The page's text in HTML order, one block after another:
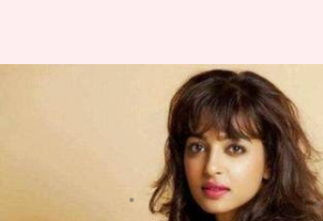
राधिका आप्टे ने किया
नेपोटिज्म का समर्थन,
संपादन Manoj Panchal